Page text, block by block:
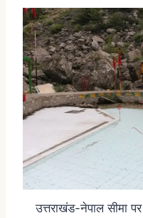
उत्तराखंड-नेपाल सीमा